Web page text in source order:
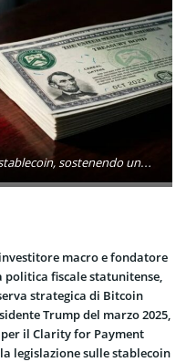
Scott Bessent accelera su Bitcoin e stablecoin, sostenendo una riserva strategica BTC e nuove regole che potrebbero favorire l’adozione istituzionale.
macro e fondatore
politica fiscale statunitense,
strategica di Bitcoin
Trump del marzo 2025,
per il Clarity for Payment
legislazione sulle stablecoin